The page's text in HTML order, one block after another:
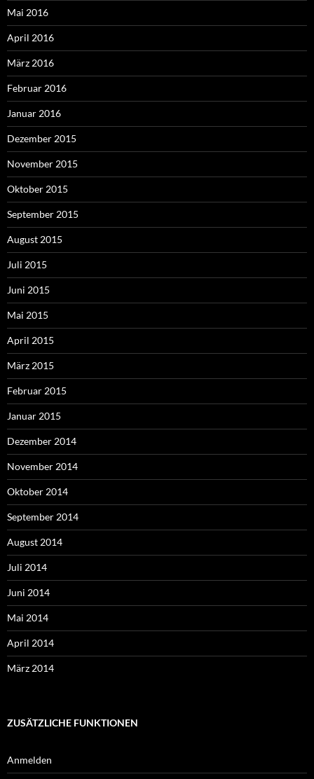
Mai 2016
April 2016
März 2016
Februar 2016
Januar 2016
Dezember 2015
November 2015
Oktober 2015
September 2015
August 2015
Juli 2015
Juni 2015
Mai 2015
April 2015
März 2015
Februar 2015
Januar 2015
Dezember 2014
November 2014
Oktober 2014
September 2014
August 2014
Juli 2014
Juni 2014
Mai 2014
April 2014
März 2014
ZUSÄTZLICHE FUNKTIONEN
Anmelden